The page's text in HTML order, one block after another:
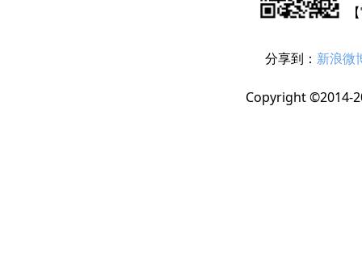
分享到： 新浪微
Copyright ©2014-